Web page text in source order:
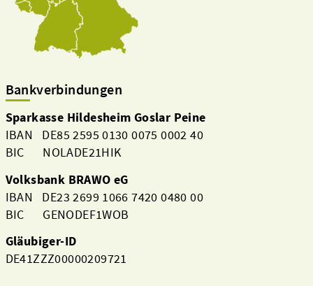
Bankverbindungen
Sparkasse Hildesheim Goslar Peine
IBAN DE85 2595 0130 0075 0002 40
BIC NOLADE21HIK
Volksbank BRAWO eG
IBAN DE23 2699 1066 7420 0480 00
BIC GENODEF1WOB
Gläubiger-ID
DE41ZZZ00000209721